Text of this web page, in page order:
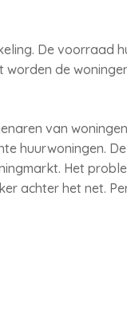
De voorraad
de
van
huurwoningen.
Het
achter het net.